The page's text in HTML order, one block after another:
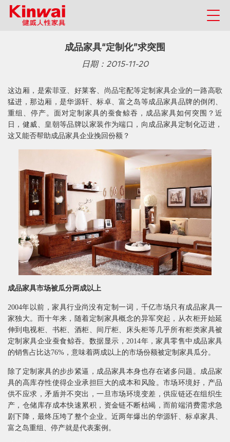
成品家具“定制化”求突围
日期：2015-11-20
这边厢，是索菲亚、好莱客、尚品宅配等定制家具企业的一路高歌
猛进，那边厢，是华源轩、标卓、富之岛等成品家具品牌的倒闭、
重组、停产。面对定制家具的蚕食鲸吞，成品家具如何突围？近
日，健威、皇朝等品牌以家装作为端口，向成品家具定制化迈进，
这又能否帮助成品家具企业挽回份额？
成品家具市场被瓜分两成以上
2004年以前，家具行业尚没有定制一词，千亿市场只有成品家具一
家独大。而十年来，随着定制家具概念的异军突起，从衣柜开始延
伸到电视柜、书柜、酒柜、间厅柜、床头柜等几乎所有柜类家具被
定制家具企业蚕食鲸吞。数据显示，2014年，家具零售中成品家具
的销售占比达76%，意味着两成以上的市场份额被定制家具瓜分。
除了定制家具的步步紧逼，成品家具本身也存在诸多问题。成品家
具的高库存性使得企业承担巨大的成本和风险。市场环境好，产品
供不应求，矛盾并不突出，一旦市场环境变差，供应链还在组织生
产，仓储库存成本快速累积，资金链不断枯竭，而前端消费需求急
剧下降，最终压垮了整个企业。近两年爆出的华源轩、标卓家具、
富之岛重组、停产就是代表案例。